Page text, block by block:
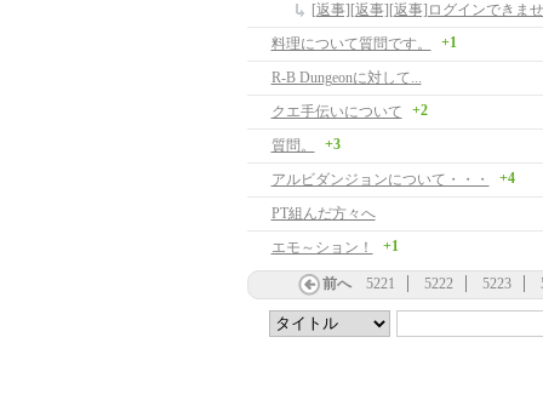
[返事][返事][返事]ログインできま
料理について質問です。
+1
R-B Dungeonに対して...
クエ手伝いについて
+2
質問。 +3
アルビダンジョンについて・・・ +4
PT組んだ方々へ
エモ～ション！
+1
前へ 5221 5222 5223